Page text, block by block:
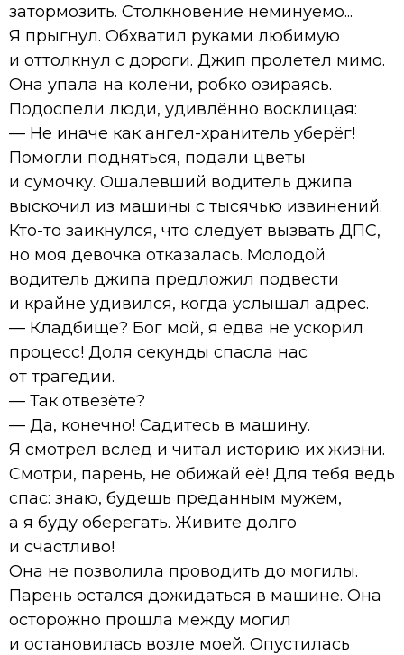
затормозить. Столкновение неминуемо...
Я прыгнул. Обхватил руками любимую
и оттолкнул с дороги. Джип пролетел мимо.
Она упала на колени, робко озираясь.
Подоспели люди, удивлённо восклицая:
— Не иначе как ангел-хранитель уберёг!
Помогли подняться, подали цветы
и сумочку. Ошалевший водитель джипа
выскочил из машины с тысячью извинений.
Кто-то заикнулся, что следует вызвать ДПС,
но моя девочка отказалась. Молодой
водитель джипа предложил подвести
и крайне удивился, когда услышал адрес.
— Кладбище? Бог мой, я едва не ускорил
процесс! Доля секунды спасла нас
от трагедии.
— Так отвезёте?
— Да, конечно! Садитесь в машину.
Я смотрел вслед и читал историю их жизни.
Смотри, парень, не обижай её! Для тебя ведь
спас: знаю, будешь преданным мужем,
а я буду оберегать. Живите долго
и счастливо!
Она не позволила проводить до могилы.
Парень остался дожидаться в машине. Она
осторожно прошла между могил
и остановилась возле моей. Опустилась